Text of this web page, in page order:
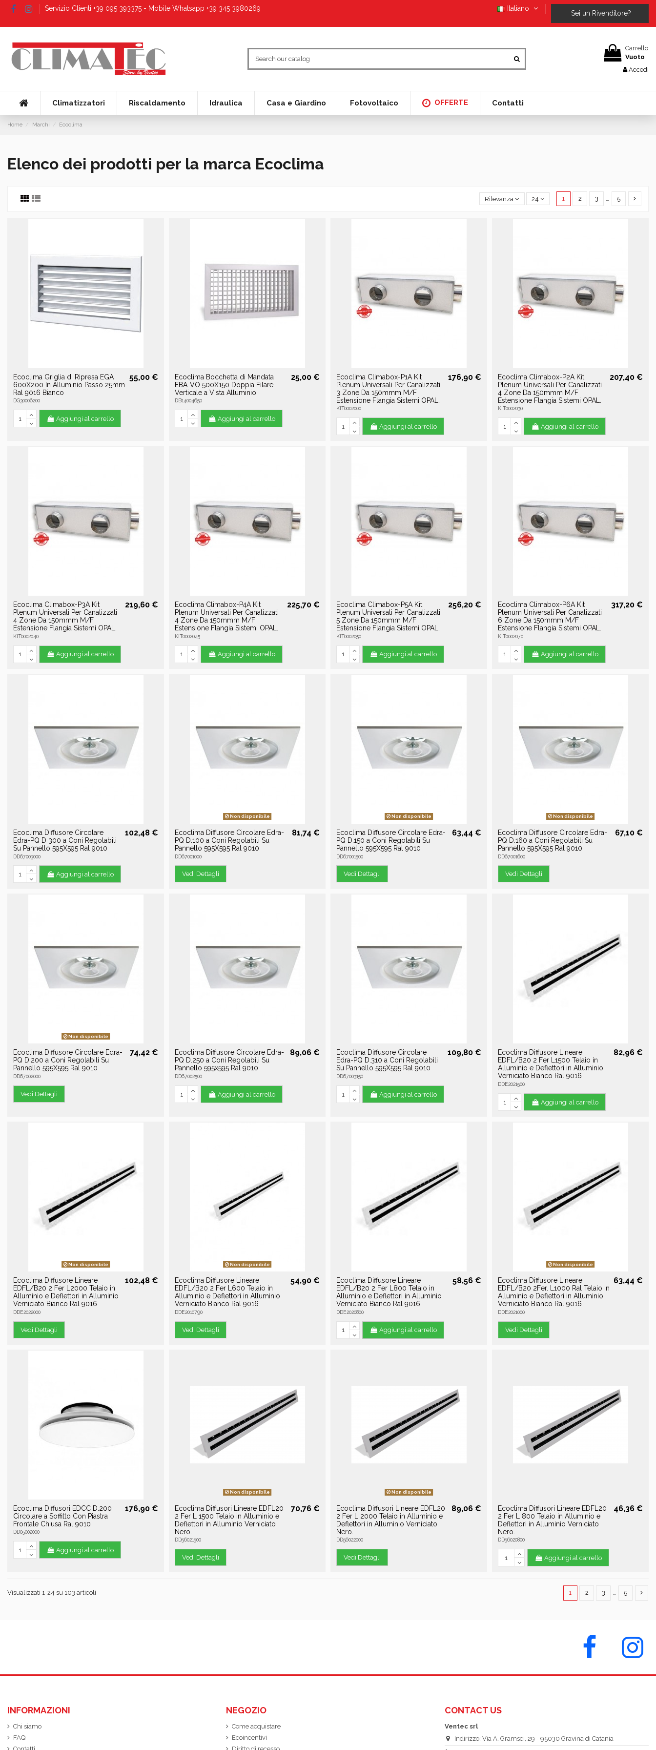
Servizio Clienti +39 095 393375 - Mobile Whatsapp +39 345 3980269 Italiano
Sei un Rivenditore?
Carrello
Vuoto
Accedi
Climatizzatori Riscaldamento Idraulica Casa e Giardino Fotovoltaico OFFERTE Contatti
Home Marchi Ecoclima
Elenco dei prodotti per la marca Ecoclima
Rilevanza 24 1 2 3 … 5
Ecoclima Griglia di Ripresa EGA
600X200 In Alluminio Passo 25mm
Ral 9016 Bianco
DG30006200
55,00 €
Aggiungi al carrello
Ecoclima Bocchetta di Mandata
EBA-VO 500X150 Doppia Filare
Verticale a Vista Alluminio
DB14004650
25,00 €
Aggiungi al carrello
Ecoclima Climabox-P1A Kit
Plenum Universali Per Canalizzati
3 Zone Da 150mmm M/F
Estensione Flangia Sistemi OPAL.
KIT0002000
176,90 €
Aggiungi al carrello
Ecoclima Climabox-P2A Kit
Plenum Universali Per Canalizzati
4 Zone Da 150mmm M/F
Estensione Flangia Sistemi OPAL.
KIT0002030
207,40 €
Aggiungi al carrello
Ecoclima Climabox-P3A Kit
Plenum Universali Per Canalizzati
4 Zone Da 150mmm M/F
Estensione Flangia Sistemi OPAL.
KIT0002040
219,60 €
Aggiungi al carrello
Ecoclima Climabox-P4A Kit
Plenum Universali Per Canalizzati
4 Zone Da 150mmm M/F
Estensione Flangia Sistemi OPAL.
KIT0002045
225,70 €
Aggiungi al carrello
Ecoclima Climabox-P5A Kit
Plenum Universali Per Canalizzati
5 Zone Da 150mmm M/F
Estensione Flangia Sistemi OPAL.
KIT0002050
256,20 €
Aggiungi al carrello
Ecoclima Climabox-P6A Kit
Plenum Universali Per Canalizzati
6 Zone Da 150mmm M/F
Estensione Flangia Sistemi OPAL.
KIT0002070
317,20 €
Aggiungi al carrello
Ecoclima Diffusore Circolare
Edra-PQ D 300 a Coni Regolabili
Su Pannello 595X595 Ral 9010
DD67003000
102,48 €
Aggiungi al carrello
Non disponibile
Ecoclima Diffusore Circolare Edra-
PQ D.100 a Coni Regolabili Su
Pannello 595X595 Ral 9010
DD67001000
81,74 €
Vedi Dettagli
Non disponibile
Ecoclima Diffusore Circolare Edra-
PQ D.150 a Coni Regolabili Su
Pannello 595X595 Ral 9010
DD67001500
63,44 €
Vedi Dettagli
Non disponibile
Ecoclima Diffusore Circolare Edra-
PQ D.160 a Coni Regolabili Su
Pannello 595X595 Ral 9010
DD67001600
67,10 €
Vedi Dettagli
Non disponibile
Ecoclima Diffusore Circolare Edra-
PQ D.200 a Coni Regolabili Su
Pannello 595X595 Ral 9010
DD67002000
74,42 €
Vedi Dettagli
Ecoclima Diffusore Circolare Edra-
PQ D.250 a Coni Regolabili Su
Pannello 595x595 Ral 9010
DD67002500
89,06 €
Aggiungi al carrello
Ecoclima Diffusore Circolare
Edra-PQ D.310 a Coni Regolabili
Su Pannello 595X595 Ral 9010
DD67003150
109,80 €
Aggiungi al carrello
Ecoclima Diffusore Lineare
EDFL/B20 2 Fer L1500 Telaio in
Alluminio e Deflettori in Alluminio
Verniciato Bianco Ral 9016
DDE2021500
82,96 €
Aggiungi al carrello
Non disponibile
Ecoclima Diffusore Lineare
EDFL/B20 2 Fer L2000 Telaio in
Alluminio e Deflettori in Alluminio
Verniciato Bianco Ral 9016
DDE2022000
102,48 €
Vedi Dettagli
Non disponibile
Ecoclima Diffusore Lineare
EDFL/B20 2 Fer L600 Telaio in
Alluminio e Deflettori in Alluminio
Verniciato Bianco Ral 9016
DDE2010790
54,90 €
Vedi Dettagli
Ecoclima Diffusore Lineare
EDFL/B20 2 Fer L800 Telaio in
Alluminio e Deflettori in Alluminio
Verniciato Bianco Ral 9016
DDE2020800
58,56 €
Aggiungi al carrello
Non disponibile
Ecoclima Diffusore Lineare
EDFL/B20 2Fer. L1000 Ral Telaio in
Alluminio e Deflettori in Alluminio
Verniciato Bianco Ral 9016
DDE2021000
63,44 €
Vedi Dettagli
Ecoclima Diffusori EDCC D.200
Circolare a Soffitto Con Piastra
Frontale Chiusa Ral 9010
DD05002000
176,90 €
Aggiungi al carrello
Non disponibile
Ecoclima Diffusori Lineare EDFL20
2 Fer L 1500 Telaio in Alluminio e
Deflettori in Alluminio Verniciato
Nero.
DD56021500
70,76 €
Vedi Dettagli
Non disponibile
Ecoclima Diffusori Lineare EDFL20
2 Fer L 2000 Telaio in Alluminio e
Deflettori in Alluminio Verniciato
Nero.
DD56022000
89,06 €
Vedi Dettagli
Ecoclima Diffusori Lineare EDFL20
2 Fer L 800 Telaio in Alluminio e
Deflettori in Alluminio Verniciato
Nero.
DD56020800
46,36 €
Aggiungi al carrello
Visualizzati 1-24 su 103 articoli 1 2 3 … 5
INFORMAZIONI
Chi siamo
FAQ
NEGOZIO
Come acquistare
Ecoincentivi
CONTACT US
Ventec srl
Indirizzo: Via A. Gramsci, 29 - 95030 Gravina di Catania